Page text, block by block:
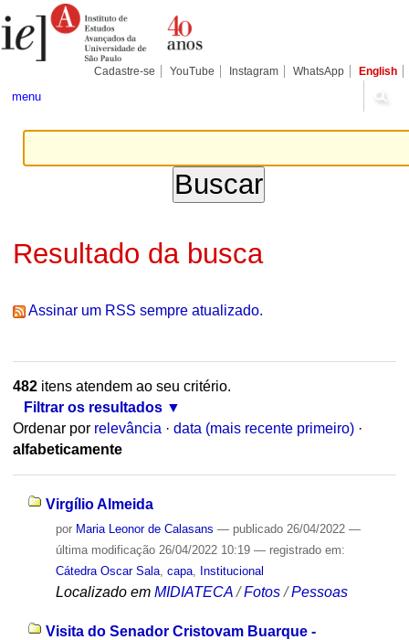
para
conteúdo.
Pessoais
Cadastre-se YouTube Instagram WhatsApp English
menu
Resultado da busca
Assinar um RSS sempre atualizado.
482itens atendem ao seu critério.
Filtrar os resultados
Ordenar por relevância · data (mais recente primeiro) ·
alfabeticamente
Virgílio Almeida
por Maria Leonor de Calasans — publicado26/04/2022 —
última modificação26/04/2022 10:19 — registrado em:
Cátedra Oscar Sala, capa, Institucional
Localizado em MIDIATECA /Fotos /Pessoas
Visita do Senador Cristovam Buarque -